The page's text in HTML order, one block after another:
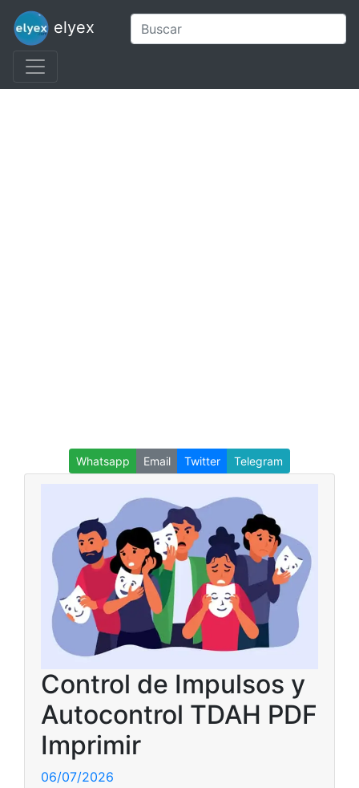
elyex
Whatsapp Email Twitter Telegram
Control de Impulsos y
Autocontrol TDAH PDF
Imprimir
06/07/2026